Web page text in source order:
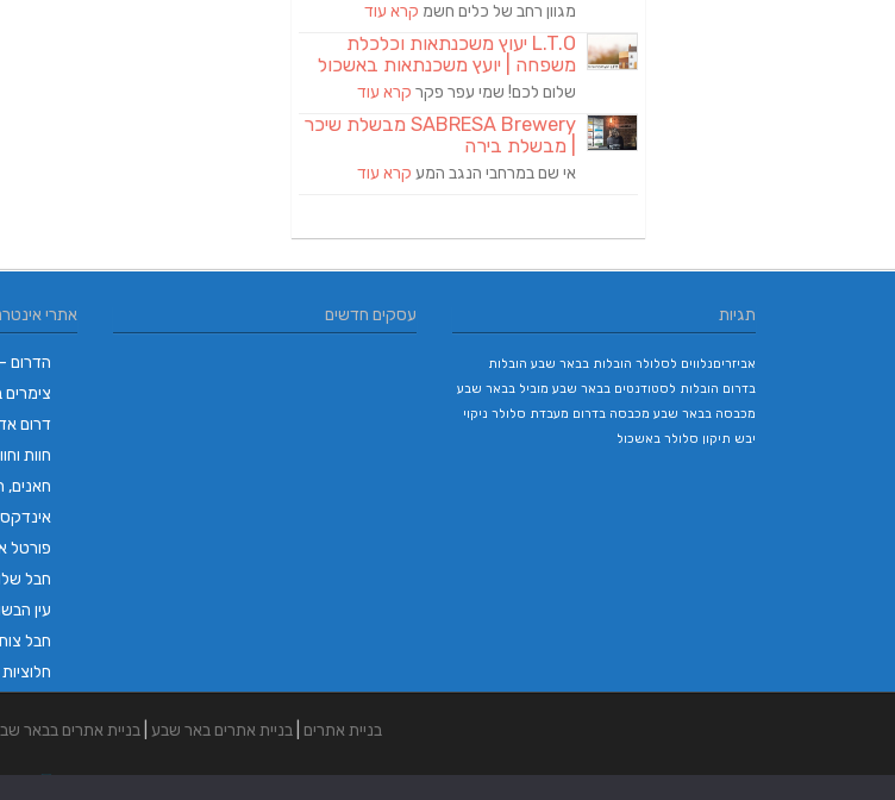
מגוון רחב של כלים חשמ קרא עוד
L.T.O יעוץ משכנתאות וכלכלת
משפחה | יועץ משכנתאות באשכול
שלום לכם! שמי עפר פקר קרא עוד
SABRESA Brewery מבשלת שיכר
| מבשלת בירה
אי שם במרחבי הנגב המע קרא עוד
אתרי
הדרום
צימרים
דרום
חוות
חאנים,
פורטל
חבל
עין
חבל
חלוציות
עסקים חדשים
תפעולי| קלנועית | טוק טוק | בימבה
משכנתאות באשכול
האורה סומא | אימון טיפולי באומנות
חדוה ארג’ואן קוסמטיקה הוליסטית
באשכול | הסרת שיער
תגיות
אביזריםנלווים לסלולר הובלות בבאר שבע הובלות
בדרום הובלות לסטודנטים בבאר שבע מוביל בבאר שבע
מכבסה בבאר שבע מכבסה בדרום מעבדת סלולר ניקוי
יבש תיקון סלולר באשכול
בניית אתרים בניית אתרים באר שבע בניית אתרים בבאר